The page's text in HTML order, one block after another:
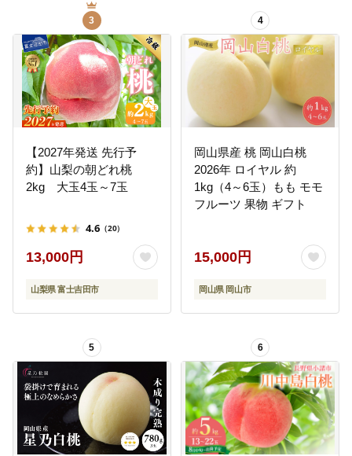
3
【2027年発送 先行予
約】山梨の朝どれ桃
2kg 大玉4玉～7玉
4.6 （20）
13,000円
山梨県 富士吉田市
4
岡山県産 桃 岡山白桃
2026年 ロイヤル 約
1kg（4～6玉）もも モモ
フルーツ 果物 ギフト
15,000円
岡山県 岡山市
5 6